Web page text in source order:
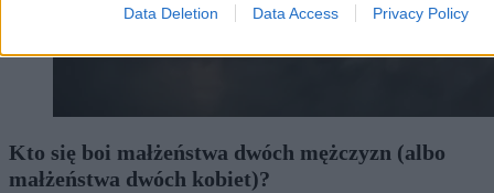
Data Deletion Data Access Privacy Policy
Kto się boi małżeństwa dwóch mężczyzn (albo
małżeństwa dwóch kobiet)?